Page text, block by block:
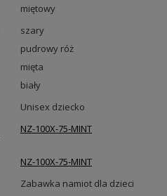
miętowy
szary
pudrowy róż
mięta
biały
Unisex dziecko
NZ-100X-75-MINT
NZ-100X-75-MINT
Zabawka namiot dla dzieci